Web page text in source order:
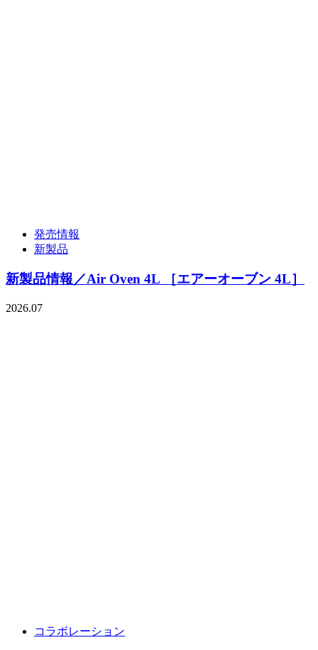
発売情報
新製品
新製品情報／Air Oven 4L ［エアーオーブン 4L］
2026.07
コラボレーション